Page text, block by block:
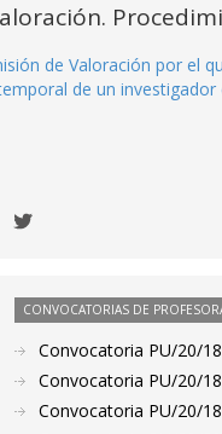
de Valoración por el
de un
CONVOCATORIAS DE
Convocatoria PU/20/
Convocatoria PU/20/
Convocatoria PU/20/